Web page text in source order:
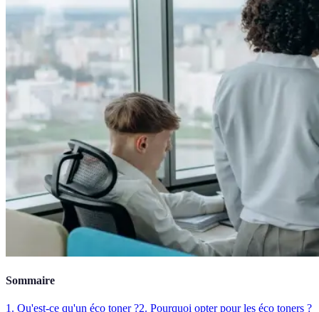
Sommaire
1. Qu'est-ce qu'un éco toner ?2. Pourquoi opter pour les éco toners ?